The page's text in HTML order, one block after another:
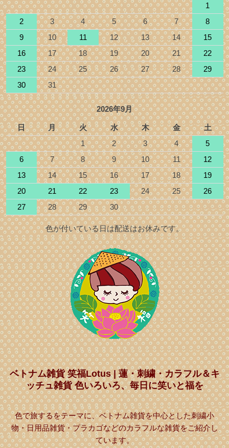
1
2
3 4 5 6 7
8
9
10 11 12 13 14
15
16
17 18 19 20 21
22
23
24 25 26 27 28
29
30
31
2026年9月
日 月 火 水 木 金
土
1
2 3 4
5
6
7 8 9 10 11
12
13
14 15 16 17 18
19
20
21 22 23 24 25
26
27
28 29 30
色が付いている日は配送はお休みです。
ベトナム雑貨 笑福Lotus | 蓮・刺繍・カラフル＆キ
ッチュ雑貨 色いろいろ、毎日に笑いと福を
色で旅するをテーマに、ベトナム雑貨を中心とした刺繍小
物・日用品雑貨・プラカゴなどのカラフルな雑貨をご紹介し
ています。